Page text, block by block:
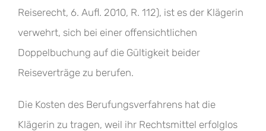
Reiserecht, 6. Aufl. 2010, R. 112), ist es der Klägerin
verwehrt, sich bei einer offensichtlichen
Doppelbuchung auf die Gültigkeit beider
Reiseverträge zu berufen.
Die Kosten des Berufungsverfahrens hat die
Klägerin zu tragen, weil ihr Rechtsmittel erfolglos